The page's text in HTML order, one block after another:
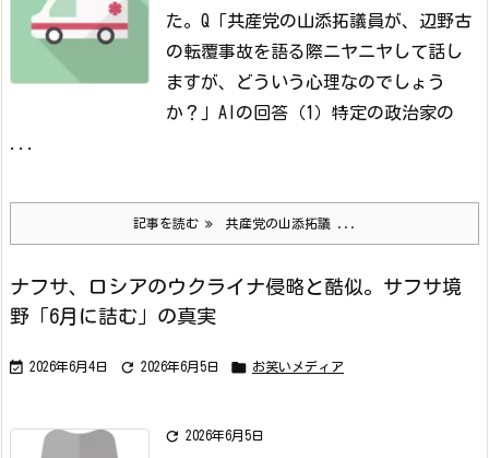
た。 Q「共産党の山添拓議員が、辺野古
の転覆事故を語る際ニヤニヤして話し
ますが、どういう心理なのでしょう
か？」 AIの回答（1） 特定の政治家の
記事を読む 共産党の山添拓議 ...
ナフサ、ロシアのウクライナ侵略と酷似。サフサ境
野「6月に詰む」の真実
 2026年6月4日  2026年6月5日  お笑いメディア
 2026年6月5日